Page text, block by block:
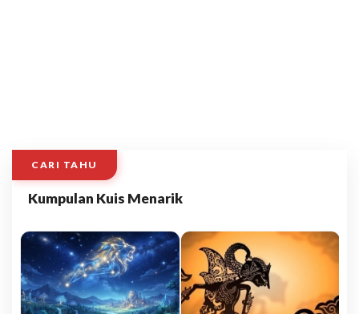
CARI TAHU
Kumpulan Kuis Menarik